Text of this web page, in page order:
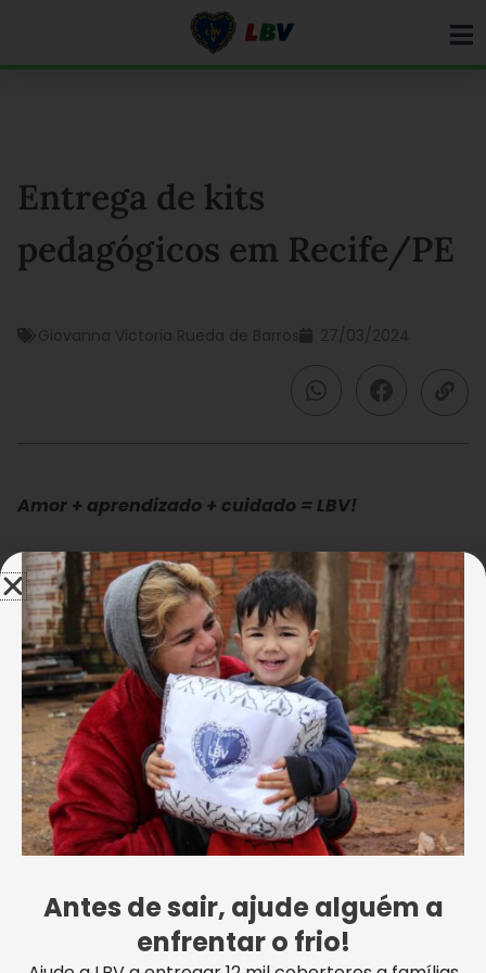
Entrega de kits
pedagógicos em Recife/PE
Giovanna Victoria Rueda de Barros 27/03/2024
Amor + aprendizado + cuidado = LBV!
As crianças e adolescentes do Centro Comunitário
de Assistência Social, daLegião da Boa Vontade
(LBV), emRecife/PE
foram presenteados com os
kits pedagógicos. Esses materiais representam a
construção de um futuro melhor e possibilitam as
oportunidades de aprendizado e desenvolvimento
pessoal de cada atendido.
Dê o play no vídeo e confira!
Antes de sair, ajude alguém a
enfrentar o frio!